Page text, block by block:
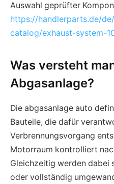
Auswahl geprüfter
https://handlerparts.de/
catalog/exhaust-system-
Was versteht
Abgasanlage?
Die abgasanlage auto
Bauteile, die dafür
Verbrennungsvorgang
Motorraum kontrolliert
Gleichzeitig werden dabei
oder vollständig